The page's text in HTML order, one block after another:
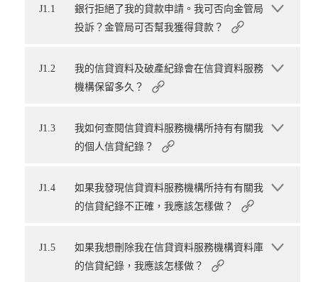
J1.1
銀行拒絕了我的貸款申請。我可否向金管局
投訴？金管局可否幫我獲得貸款？
J1.2
我的信貸資料及破產紀錄會在信貸資料服務
機構保留多久？
J1.3
我如何查閱信貸資料服務機構所持有有關我
的個人信貸紀錄？
J1.4
如果我發現信貸資料服務機構所持有有關我
的信貸紀錄不正確，我應該怎樣做？
J1.5
如果我想刪除我在信貸資料服務機構資料庫
的信貸紀錄，我應該怎樣做？